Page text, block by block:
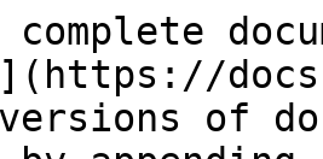
versions of